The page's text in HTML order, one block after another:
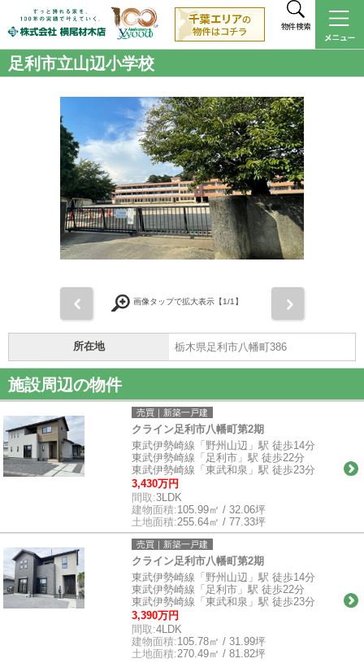
物件検索
足利市立山辺小学校
画像タップで拡大表示【1/1】
所在地 栃木県足利市八幡町386
施設周辺の物件
売買｜新築一戸建
クライン足利市八幡町第2期
東武伊勢崎線「野州山辺」駅 徒歩14分
東武伊勢崎線「足利市」駅 徒歩22分
東武伊勢崎線「東武和泉」駅 徒歩23分
3,430万円
間取:3LDK
建物面積:105.99㎡ / 32.06坪
土地面積:255.64㎡ / 77.33坪
売買｜新築一戸建
クライン足利市八幡町第2期
東武伊勢崎線「野州山辺」駅 徒歩14分
東武伊勢崎線「足利市」駅 徒歩22分
東武伊勢崎線「東武和泉」駅 徒歩23分
3,390万円
間取:4LDK
建物面積:105.78㎡ / 31.99坪
土地面積:270.49㎡ / 81.82坪